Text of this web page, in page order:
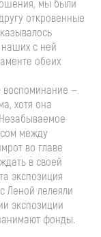
мы были
откровенные
с ней
обеих
воспоминание —
хотя она
между
во главе
в своей
экспозиция
лелеяли
экспозиции
фонды.